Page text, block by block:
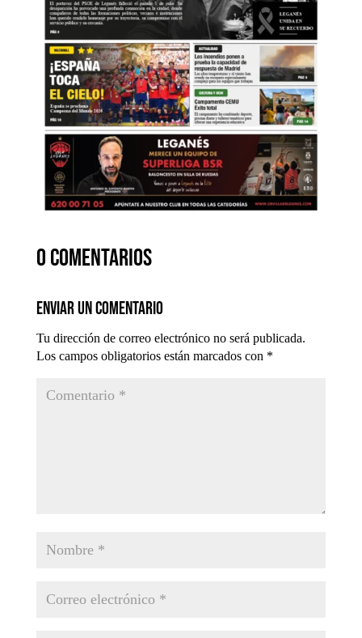
0 comentarios
Enviar un comentario
Tu dirección de correo electrónico no será publicada.
Los campos obligatorios están marcados con *